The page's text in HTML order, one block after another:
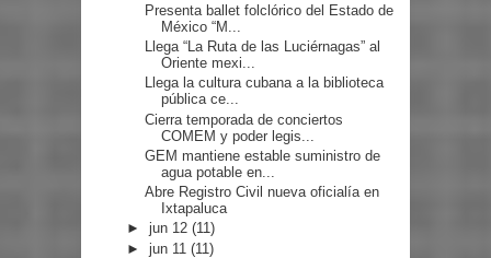
Presenta ballet folclórico del Estado de
México “M...
Llega “La Ruta de las Luciérnagas” al
Oriente mexi...
Llega la cultura cubana a la biblioteca
pública ce...
Cierra temporada de conciertos
COMEM y poder legis...
GEM mantiene estable suministro de
agua potable en...
Abre Registro Civil nueva oficialía en
Ixtapaluca
►jun 12(11)
►jun 11(11)